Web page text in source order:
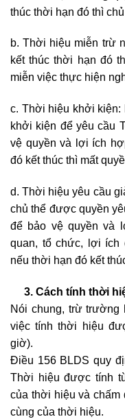
thúc thời hạn đó thì
b. Thời hiệu miễn trừ
kết thúc thời hạn đó
miễn việc thực hiện
c. Thời hiệu khởi kiện:
khởi kiện để yêu cầu
vệ quyền và lợi ích
đó kết thúc thì mất
d. Thời hiệu yêu cầu
chủ thể được quyền
để bảo vệ quyền và
quan, tổ chức, lợi ích
nếu thời hạn đó kết
3. Cách tính thời
Nói chung, trừ trường
việc tính thời hiệu
giờ).
Điều 156 BLDS quy
Thời hiệu được tính
của thời hiệu và chấm
cùng của thời hiệu.